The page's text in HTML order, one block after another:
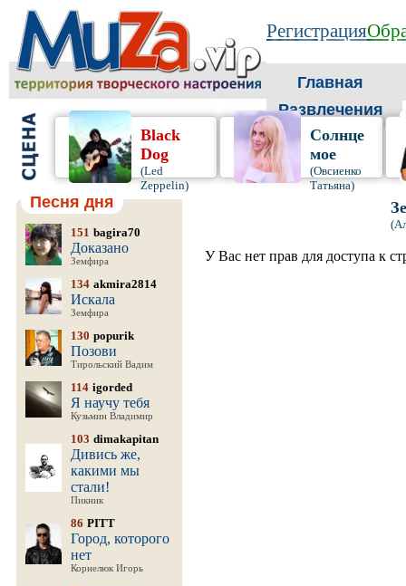
Регистрация
Главная
Развлечения
Black
Dog
(Led
Zeppelin)
Солнце
мое
(Овсиенко
Татьяна)
Песня дня
151 bagira70
Доказано
Земфира
134 akmira2814
Искала
Земфира
130 popurik
Позови
Тирольский Вадим
114 igorded
Я научу тебя
Кузьмин Владимир
103 dimakapitan
Дивись же,
какими мы
стали!
Пикник
86 PITT
Город, которого
нет
Корнелюк Игорь
У Вас нет прав для доступа к